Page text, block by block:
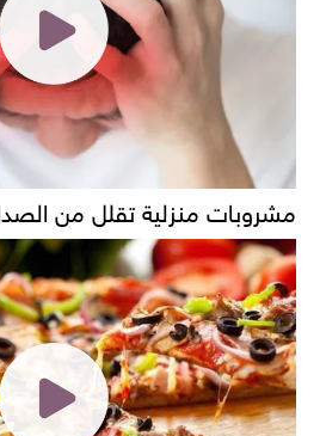
مشروبات منزلية تقلل من